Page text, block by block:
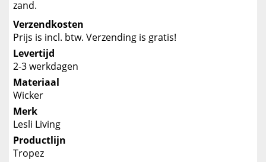
zand.
Verzendkosten
Prijs is incl. btw. Verzending is gratis!
Levertijd
2-3 werkdagen
Materiaal
Wicker
Merk
Lesli Living
Productlijn
Tropez